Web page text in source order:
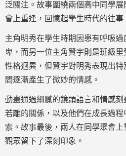
泛關注。故事圍繞兩個高中同學
會上重逢，回憶起學生時代的往事
主角明秀在學生時期因患有呼吸
卑，而另一位主角賢宇則是班級
性格迥異，但賢宇對明秀表現出
間逐漸產生了微妙的情感。
動畫通過細膩的鏡頭語言和情感
若離的關係，以及他們在成長過
索。故事最後，兩人在同學聚會
觀眾留下了深刻印象。